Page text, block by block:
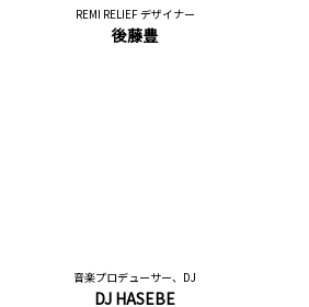
REMI RELIEF デザイナー
後藤豊
音楽プロデューサー、DJ
DJ HASEBE